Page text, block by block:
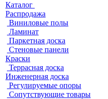
Каталог
Распродажа
Виниловые полы
Ламинат
Паркетная доска
Стеновые панели
Краски
Террасная доска
Инженерная доска
Регулируемые опоры
Сопутствующие товары